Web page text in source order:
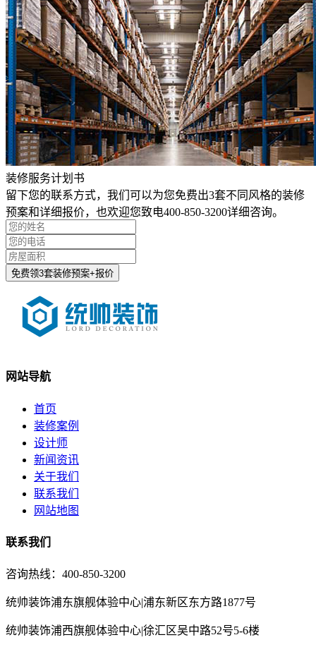
装修服务计划书
留下您的联系方式，我们可以为您免费出3套不同风格的装修
预案和详细报价，也欢迎您致电400-850-3200详细咨询。
网站导航
首页
装修案例
设计师
新闻资讯
关于我们
联系我们
网站地图
联系我们
咨询热线：400-850-3200
统帅装饰浦东旗舰体验中心|浦东新区东方路1877号
统帅装饰浦西旗舰体验中心|徐汇区吴中路52号5-6楼